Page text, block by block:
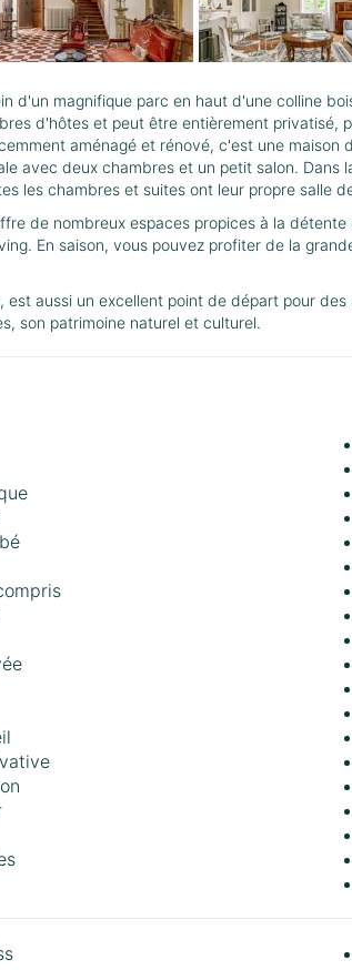
d'un magnifique parc en haut d'une colline
d'hôtes et peut être entièrement privatisé,
aménagé et rénové, c'est une
avec deux chambres et un petit salon.
les chambres et suites ont leur propre salle
de nombreux espaces propices à la
En saison, vous pouvez profiter de la
aussi un excellent point de départ pour
son patrimoine naturel et culturel.